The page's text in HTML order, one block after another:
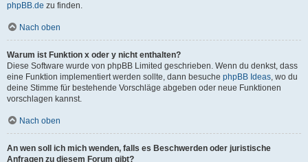
phpBB.de zu finden.
Nach oben
Warum ist Funktion x oder y nicht enthalten?
Diese Software wurde von phpBB Limited geschrieben. Wenn du denkst, dass
eine Funktion implementiert werden sollte, dann besuche phpBB Ideas, wo du
deine Stimme für bestehende Vorschläge abgeben oder neue Funktionen
vorschlagen kannst.
Nach oben
An wen soll ich mich wenden, falls es Beschwerden oder juristische
Anfragen zu diesem Forum gibt?